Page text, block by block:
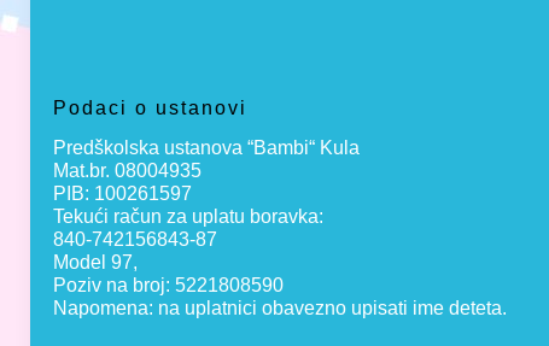
Podaci o ustanovi
Predškolska ustanova “Bambi“ Kula
Mat.br. 08004935
PIB: 100261597
Tekući račun za uplatu boravka:
840-742156843-87
Model 97,
Poziv na broj: 5221808590
Napomena: na uplatnici obavezno upisati ime deteta.